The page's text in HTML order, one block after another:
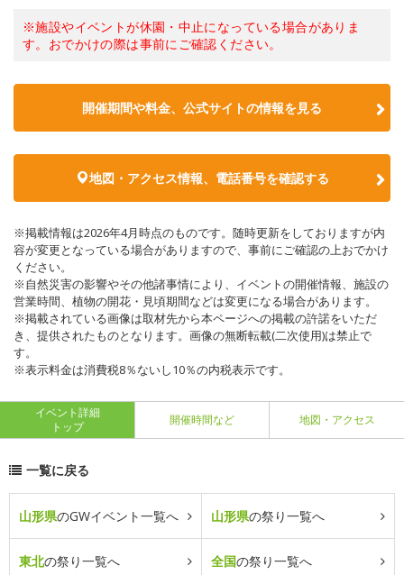
※施設やイベントが休園・中止になっている場合がありま
す。おでかけの際は事前にご確認ください。
開催期間や料金、公式サイトの情報を見る
地図・アクセス情報、電話番号を確認する
※掲載情報は2026年4月時点のものです。随時更新をしておりますが内
容が変更となっている場合がありますので、事前にご確認の上おでかけ
ください。
※自然災害の影響やその他諸事情により、イベントの開催情報、施設の
営業時間、植物の開花・見頃期間などは変更になる場合があります。
※掲載されている画像は取材先から本ページへの掲載の許諾をいただ
き、提供されたものとなります。画像の無断転載(二次使用)は禁止で
す。
※表示料金は消費税8％ないし10％の内税表示です。
イベント詳細
トップ
開催時間など 地図・アクセス
一覧に戻る
山形県のGWイベント一覧へ 山形県の祭り一覧へ
東北の祭り一覧へ 全国の祭り一覧へ